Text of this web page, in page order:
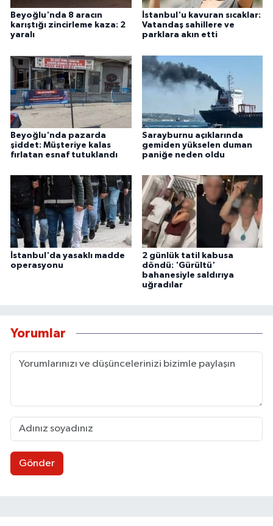
Beyoğlu'nda 8 aracın
karıştığı zincirleme kaza: 2
yaralı
İstanbul'u kavuran sıcaklar:
Vatandaş sahillere ve
parklara akın etti
Beyoğlu'nda pazarda
şiddet: Müşteriye kalas
fırlatan esnaf tutuklandı
Sarayburnu açıklarında
gemiden yükselen duman
paniğe neden oldu
İstanbul'da yasaklı madde
operasyonu
2 günlük tatil kabusa
döndü: 'Gürültü'
bahanesiyle saldırıya
uğradılar
Yorumlar
Gönder